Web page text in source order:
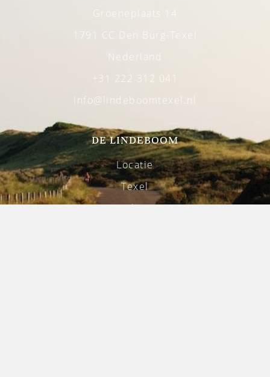
Groeneplaats 14
1791 CC Den Burg-Texel
Nederland
+31 222 312 041
info@lindeboomtexel.nl
DE LINDEBOOM
Locatie
Texel
Galerij